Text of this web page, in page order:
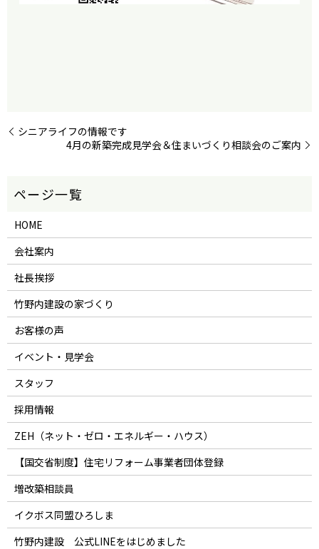
シニアライフの情報です
4月の新築完成見学会＆住まいづくり相談会のご案内
HOME
会社案内
社長挨拶
竹野内建設の家づくり
お客様の声
イベント・見学会
スタッフ
採用情報
ZEH（ネット・ゼロ・エネルギー・ハウス）
【国交省制度】住宅リフォーム事業者団体登録
増改築相談員
イクボス同盟ひろしま
竹野内建設 公式LINEをはじめました